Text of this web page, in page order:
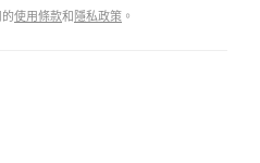
使用條款和隱私政策 。